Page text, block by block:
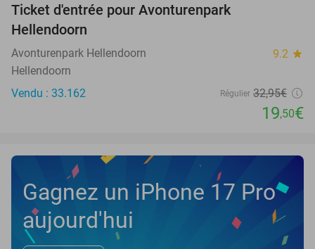
Ticket d'entrée pour Avonturenpark
Hellendoorn
Avonturenpark Hellendoorn 9.2 star
Hellendoorn
Vendu : 33.162
Régulier 32,95€
19,50€
Gagnez un iPhone 17 Pro
aujourd'hui